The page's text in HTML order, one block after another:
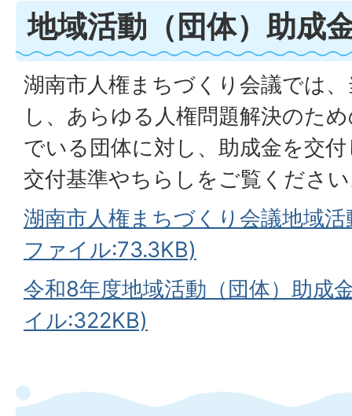
地域活動（団体）助成
湖南市人権まちづくり会議では
し、あらゆる人権問題解決のた
でいる団体に対し、助成金を交
交付基準やちらしをご覧くださ
湖南市人権まちづくり会議地域
ファイル:73.3KB)
令和8年度地域活動（団体）助成
イル:322KB)